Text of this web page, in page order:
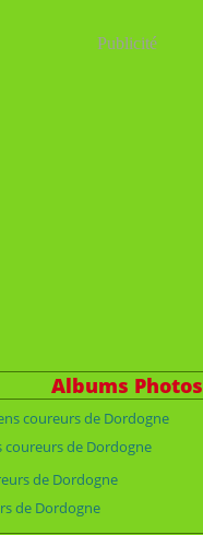
Publicité
Albums Photos
coureurs de Dordogne
de Dordogne